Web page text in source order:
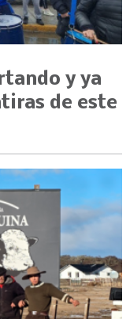
y ya
de este